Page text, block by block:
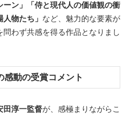
ーン」「侍と現代人の価値観の衝
物たち」 など、魅力的な要素が
わず共感を得る作品となりまし
感動の受賞コメント
田淳一監督が、感極まりながらこ